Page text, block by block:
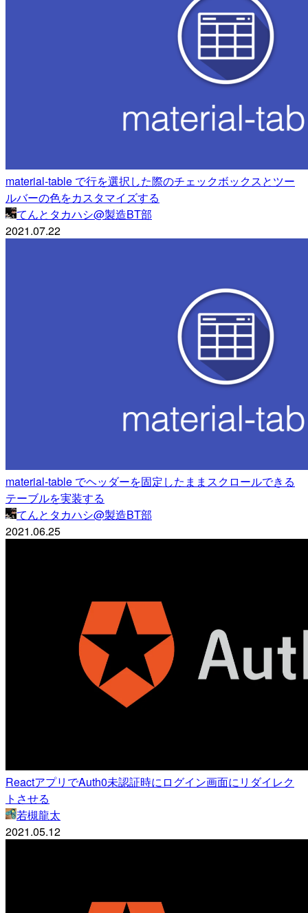
material-table で行を選択した際のチェックボックスとツー
ルバーの色をカスタマイズする
てんとタカハシ@製造BT部
2021.07.22
material-table でヘッダーを固定したままスクロールできる
テーブルを実装する
てんとタカハシ@製造BT部
2021.06.25
ReactアプリでAuth0未認証時にログイン画面にリダイレク
トさせる
若槻龍太
2021.05.12